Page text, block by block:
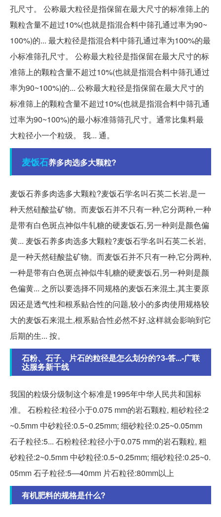
孔尺寸。 公称最大粒径是指保留在最大尺寸的标准筛上的
颗粒含量不超过10%(也就是指混合料中筛孔通过率为90~
100%)的... 最大粒径是指混合料中筛孔通过率为100%的最
小标准筛孔尺寸。 公称最大粒径是指保留在最大尺寸的标
准筛上的颗粒含量不超过10%(也就是指混合料中筛孔通过
率为90~100%)的... 公称最大粒径是指保留在最大尺寸的
标准筛上的颗粒含量不超过10%(也就是指混合料中筛孔通
过率为90~100%)的最小标准筛筛孔尺寸。通常比集料最
大粒径小一个粒级。 我... 通。
麦饭石养多肉选多大颗粒?
麦饭石养多肉选多大颗粒?麦饭石学名叫石英二长岩,是一
种天然硅酸盐矿物。而麦饭石并不只有一种,它分两种,一种
是带有白色斑点神似牛轧糖的硬麦饭石,另一种则是颜色偏
黄... 麦饭石养多肉选多大颗粒?麦饭石学名叫石英二长岩,
是一种天然硅酸盐矿物。而麦饭石并不只有一种,它分两种,
一种是带有白色斑点神似牛轧糖的硬麦饭石,另一种则是颜
色偏黄... 之所以要选择不同规格的麦饭石来混土,其主要原
因还是透气性和根系贴合性的问题,较小的多肉使用规格较
大的麦饭石来混土,根系贴合性必然不好,这样就会影响到它
后期的生... 按。
石粉、石子、片石的粒径是怎么划分的?3-答...-广联
达服务新干线
我国的粒级分级制这个标准是1995年中华人民共和国标
准。 石粉粒径:粒径小于0.075 mm的岩石颗粒, 粗砂粒径:2
~0.5mm 中砂粒径:0.5~0.25mm; 细砂粒径:0.25~0.05mm
石子粒径:5... 石粉粒径:粒径小于0.075 mm的岩石颗粒, 粗
砂粒径:2~0.5mm 中砂粒径:0.5~0.25mm; 细砂粒径:0.25~0.
05mm 石子粒径:5—40mm 片石粒径:80mm以上
有机肥料的规格是什么?